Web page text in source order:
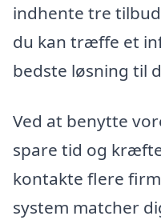
indhente tre
du kan træffe et
bedste løsning til
Ved at benytte
spare tid og
kontakte flere
system matcher